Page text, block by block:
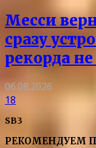
Месси
сразу
рекорда
06.08.2026
18
SB3
РЕКОМЕНДУЕМ